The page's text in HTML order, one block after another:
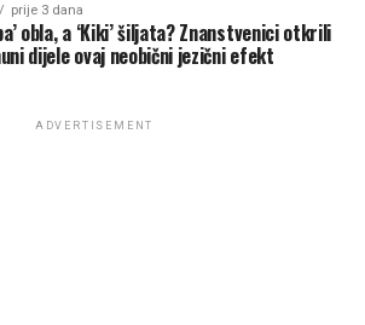
prije 3 dana
obla, a ‘Kiki’ šiljata? Znanstvenici otkrili
dijele ovaj neobični jezični efekt
ADVERTISEMENT